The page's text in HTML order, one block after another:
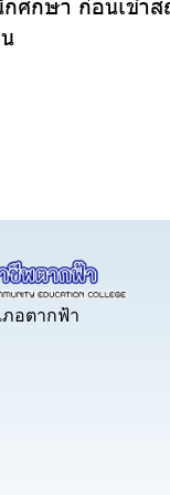
ศึกษา ก่อนเข้าส
ภอตากฟ้า